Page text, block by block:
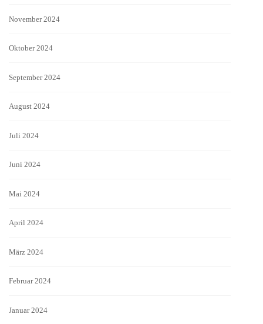
November 2024
Oktober 2024
September 2024
August 2024
Juli 2024
Juni 2024
Mai 2024
April 2024
März 2024
Februar 2024
Januar 2024